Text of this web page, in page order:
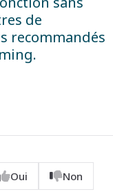
de
recommandés
.
Oui Non